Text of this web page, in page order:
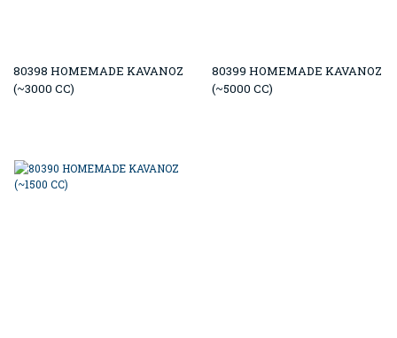
80398 HOMEMADE KAVANOZ
(~3000 CC)
80399 HOMEMADE KAVANOZ
(~5000 CC)